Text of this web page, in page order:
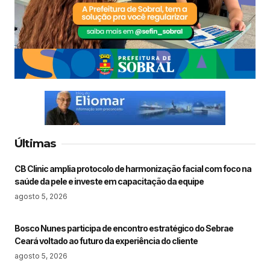
Últimas
CB Clinic amplia protocolo de harmonização facial com foco na
saúde da pele e investe em capacitação da equipe
agosto 5, 2026
Bosco Nunes participa de encontro estratégico do Sebrae
Ceará voltado ao futuro da experiência do cliente
agosto 5, 2026